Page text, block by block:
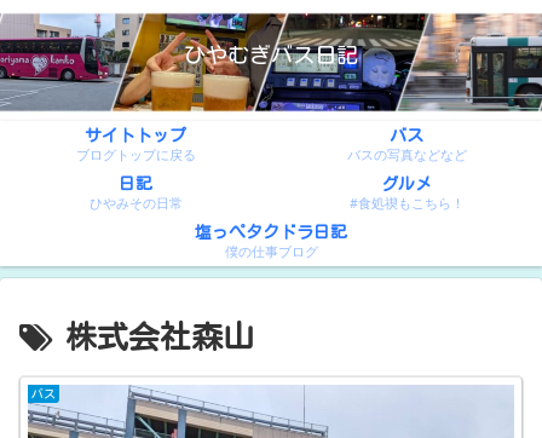
ひやむぎバス日記
サイトトップ
ブログトップに戻る
バス
バスの写真などなど
日記
ひやみその日常
グルメ
#食処禊もこちら！
塩っぺタクドラ日記
僕の仕事ブログ
株式会社森山
バス